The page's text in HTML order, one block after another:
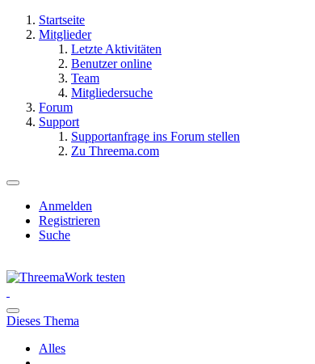
Startseite
Mitglieder
Letzte Aktivitäten
Benutzer online
Team
Mitgliedersuche
Forum
Support
Supportanfrage ins Forum stellen
Zu Threema.com
Anmelden
Registrieren
Suche
Dieses Thema
Alles